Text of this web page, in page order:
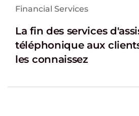
Financial Services
La fin des services
téléphonique aux
les connaissez